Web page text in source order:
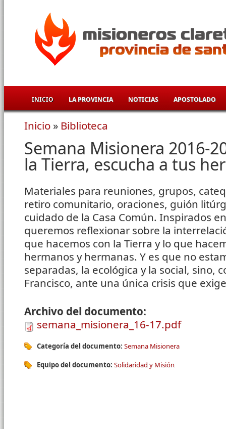
INICIO LA PROVINCIA NOTICIAS APOSTOLADO
Se encuentra usted aquí
Inicio » Biblioteca
Semana Misionera 2016-
la Tierra, escucha a tus
Materiales para reuniones, grupos,
retiro comunitario, oraciones, guión
cuidado de la Casa Común. Inspirados
queremos reflexionar sobre la
que hacemos con la Tierra y lo que
hermanos y hermanas. Y es que no
separadas, la ecológica y la social, sino,
Francisco, ante una única crisis que
Archivo del documento:
semana_misionera_16-17.pdf
Categoría del documento: Semana Misionera
Equipo del documento: Solidaridad y Misión